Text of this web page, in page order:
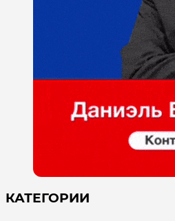
КАТЕГОРИИ